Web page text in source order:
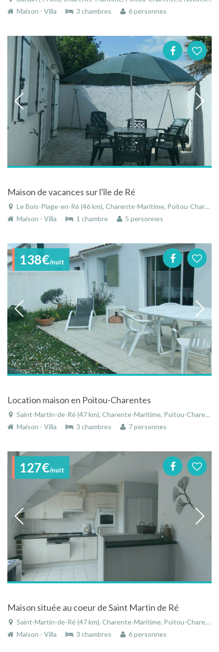
Maison - Villa
3 chambres 6 personnes
Maison de vacances sur l'île de Ré
Le Bois-Plage-en-Ré (46 km), Charente-Maritime, Poitou-Charentes, Nouvelle-Aquitaine, France
Maison - Villa
1 chambre 5 personnes
138€/nuit
Location maison en Poitou-Charentes
Saint-Martin-de-Ré (47 km), Charente-Maritime, Poitou-Charentes, Nouvelle-Aquitaine, France
Maison - Villa
3 chambres 7 personnes
127€/nuit
Maison située au coeur de Saint Martin de Ré
Saint-Martin-de-Ré (47 km), Charente-Maritime, Poitou-Charentes, Nouvelle-Aquitaine, France
Maison - Villa
3 chambres 6 personnes